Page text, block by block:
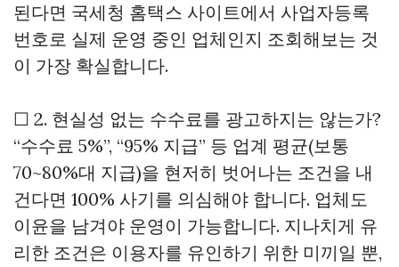
된다면 국세청 홈택스 사이트에서 사업자등록
번호로 실제 운영 중인 업체인지 조회해보는 것
이 가장 확실합니다.
☐ 2. 현실성 없는 수수료를 광고하지는 않는가?
“수수료 5%”, “95% 지급” 등 업계 평균(보통
70~80%대 지급)을 현저히 벗어나는 조건을 내
건다면 100% 사기를 의심해야 합니다. 업체도
이윤을 남겨야 운영이 가능합니다. 지나치게 유
리한 조건은 이용자를 유인하기 위한 미끼일 뿐,